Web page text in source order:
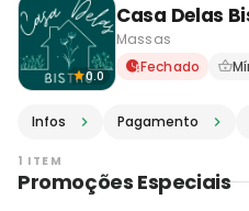
0.0
Casa Delas
Massas
Delivery
Fechado
Infos Pagamento
1 ITEM
Promoções Especiais